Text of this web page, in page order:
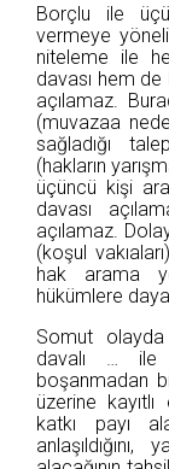
Borçlu ile
vermeye
niteleme ile
davası hem de
açılamaz.
(muvazaa
sağladığı
(hakların
üçüncü kişi
davası
açılamaz.
(koşul
hak arama
hükümlere
Somut
davalı … ile
boşanmadan
üzerine kayıtlı
katkı payı